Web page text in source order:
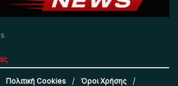
Πολιτική Cookies
Όροι Χρήσης